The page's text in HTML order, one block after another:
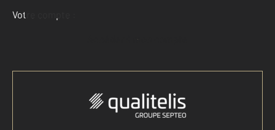
Votre compte :
Accéder à mon compte